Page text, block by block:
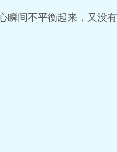
瞬间不平衡起来，又没有